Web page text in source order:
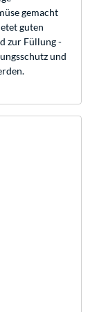
gemacht
guten
zur Füllung -
und